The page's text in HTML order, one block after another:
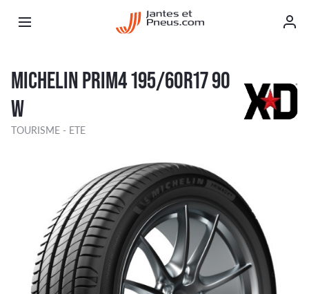
MICHELIN PRIM4 195/60R17 90
W
TOURISME - ETE